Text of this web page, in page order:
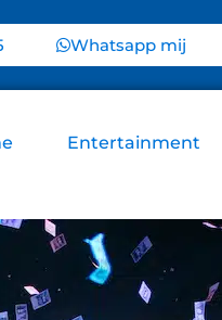
Whatsapp mij
Entertainment